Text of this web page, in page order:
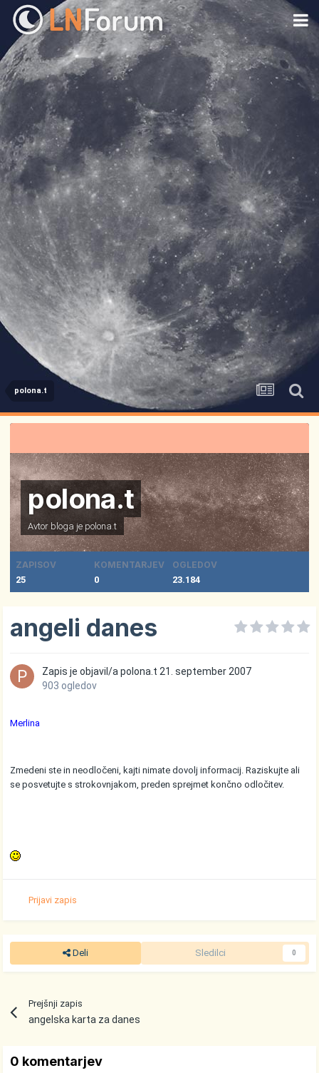
polona.t
polona.t
Avtor bloga je polona.t
ZAPISOV
25
KOMENTARJEV
0
OGLEDOV
23.184
angeli danes
Zapis je objavil/apolona.t 21. september 2007
903 ogledov
Merlina
Zmedeni ste in neodločeni, kajti nimate dovolj informacij. Raziskujte ali
se posvetujte s strokovnjakom, preden sprejmet končno odločitev.
Prijavi zapis
Deli Sledilci 0
Prejšnji zapis
angelska karta za danes
0 komentarjev